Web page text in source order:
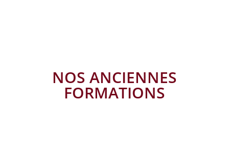
NOS ANCIENNES
FORMATIONS